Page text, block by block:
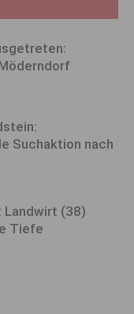
Suchaktion nach
Landwirt (38)
Tiefe